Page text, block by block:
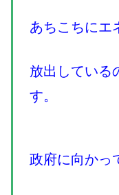
あちこちにエ
放出している
す。
政府に向かっ